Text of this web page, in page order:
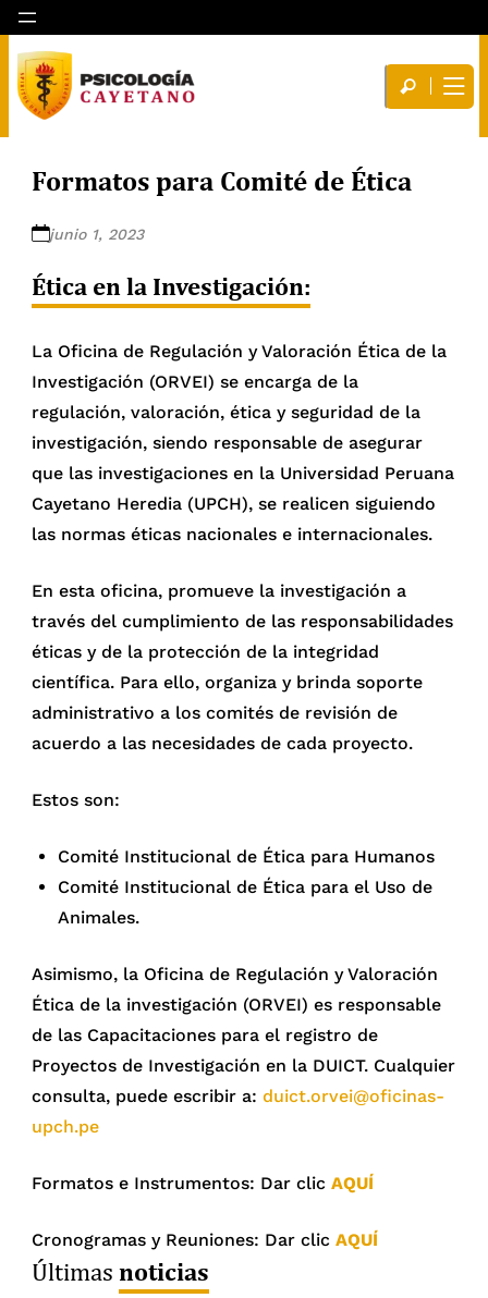
Formatos para Comité de Ética
junio 1, 2023
Ética en la Investigación:
La Oficina de Regulación y Valoración Ética de la
Investigación (ORVEI) se encarga de la
regulación, valoración, ética y seguridad de la
investigación, siendo responsable de asegurar
que las investigaciones en la Universidad Peruana
Cayetano Heredia (UPCH), se realicen siguiendo
las normas éticas nacionales e internacionales.
En esta oficina, promueve la investigación a
través del cumplimiento de las responsabilidades
éticas y de la protección de la integridad
científica. Para ello, organiza y brinda soporte
administrativo a los comités de revisión de
acuerdo a las necesidades de cada proyecto.
Estos son:
Comité Institucional de Ética para Humanos
Comité Institucional de Ética para el Uso de
Animales.
Asimismo, la Oficina de Regulación y Valoración
Ética de la investigación (ORVEI) es responsable
de las Capacitaciones para el registro de
Proyectos de Investigación en la DUICT. Cualquier
consulta, puede escribir a:duict.orvei@oficinas-
upch.pe
Formatos e Instrumentos: Dar clicAQUÍ
Cronogramas y Reuniones: Dar clicAQUÍ
Últimasnoticias